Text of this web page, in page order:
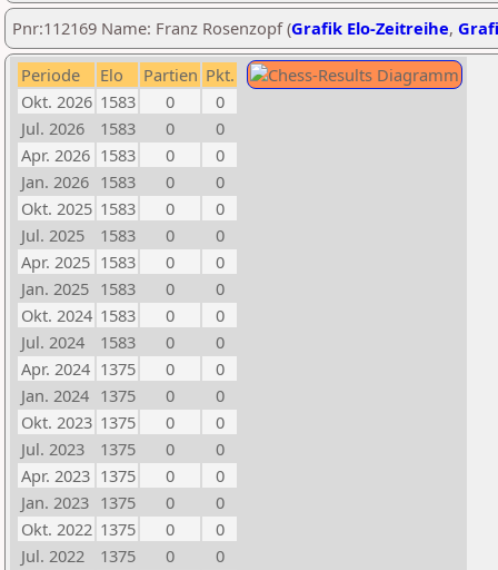
Pnr:112169 Name: Franz Rosenzopf (Grafik Elo-Zeitreihe,
Periode Elo Partien Pkt.
Okt. 2026 1583 0
0
Jul. 2026
1583 0
0
Apr. 2026 1583 0
0
Jan. 2026 1583 0
0
Okt. 2025 1583 0
0
Jul. 2025
1583 0
0
Apr. 2025 1583 0
0
Jan. 2025 1583 0
0
Okt. 2024 1583 0
0
Jul. 2024
1583 0
0
Apr. 2024 1375 0
0
Jan. 2024 1375 0
0
Okt. 2023 1375 0
0
Jul. 2023
1375 0
0
Apr. 2023 1375 0
0
Jan. 2023 1375 0
0
Okt. 2022 1375 0
0
Jul. 2022
1375 0
0